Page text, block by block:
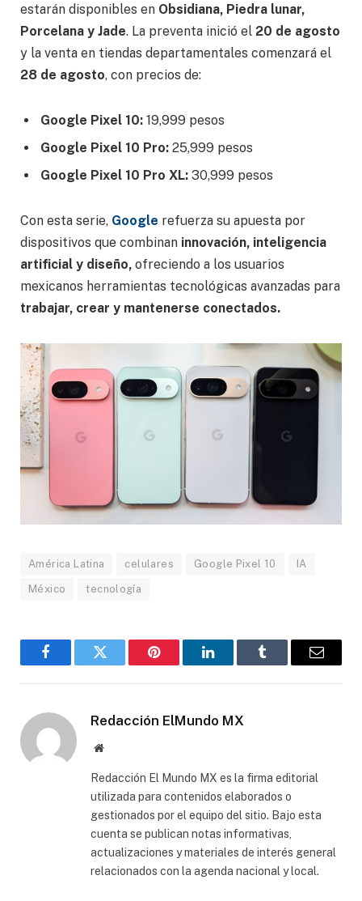
estarán disponibles en Obsidiana, Piedra lunar,
Porcelana y Jade. La preventa inició el 20 de agosto
y la venta en tiendas departamentales comenzará el
28 de agosto, con precios de:
Google Pixel 10: 19,999 pesos
Google Pixel 10 Pro: 25,999 pesos
Google Pixel 10 Pro XL: 30,999 pesos
Con esta serie, Google refuerza su apuesta por
dispositivos que combinan innovación, inteligencia
artificial y diseño, ofreciendo a los usuarios
mexicanos herramientas tecnológicas avanzadas para
trabajar, crear y mantenerse conectados.
América Latina celulares Google Pixel 10 IA
México tecnología
FacebookGorjeo Pinterest LinkedInTumblr
Correo
Redacción ElMundo MX
Sitio
Redacción El Mundo MX es la firma editorial
utilizada para contenidos elaborados o
gestionados por el equipo del sitio. Bajo esta
cuenta se publican notas informativas,
actualizaciones y materiales de interés general
relacionados con la agenda nacional y local.